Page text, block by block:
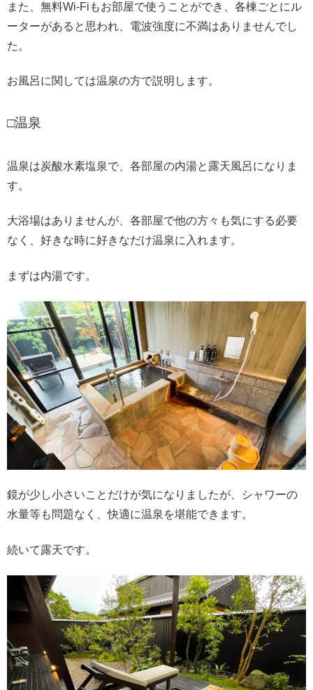
また、無料Wi-Fiもお部屋で使うことができ、各棟ごとにル
ーターがあると思われ、電波強度に不満はありませんでし
た。
お風呂に関しては温泉の方で説明します。
□温泉
温泉は炭酸水素塩泉で、各部屋の内湯と露天風呂になりま
す。
大浴場はありませんが、各部屋で他の方々も気にする必要
なく、好きな時に好きなだけ温泉に入れます。
まずは内湯です。
鏡が少し小さいことだけが気になりましたが、シャワーの
水量等も問題なく、快適に温泉を堪能できます。
続いて露天です。